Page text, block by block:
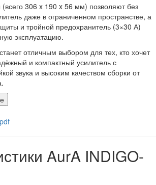
306 x 190 x 56 мм) позволяют без
даже в ограниченном пространстве, а
и тройной предохранитель (3×30 А)
эксплуатацию.
отличным выбором для тех, кто хочет
и компактный усилитель с
звука и высоким качеством сборки от
AurA INDIGO-